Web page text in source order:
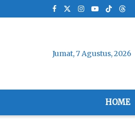
Jumat, 7 Agustus, 2026
HOME